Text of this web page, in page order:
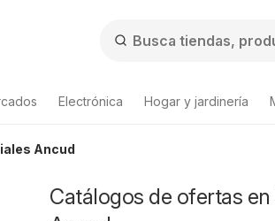
Electrónica Hogar y jardinería
Ancud
Catálogos de ofertas